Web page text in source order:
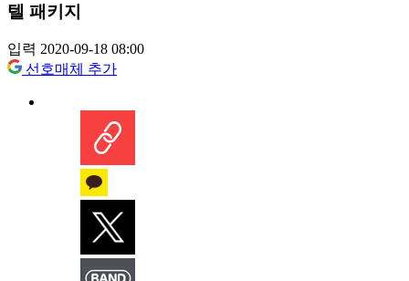
텔 패키지
입력 2020-09-18 08:00
선호매체 추가